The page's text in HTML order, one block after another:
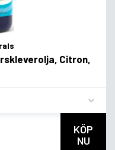
Citron,
KÖP
NU